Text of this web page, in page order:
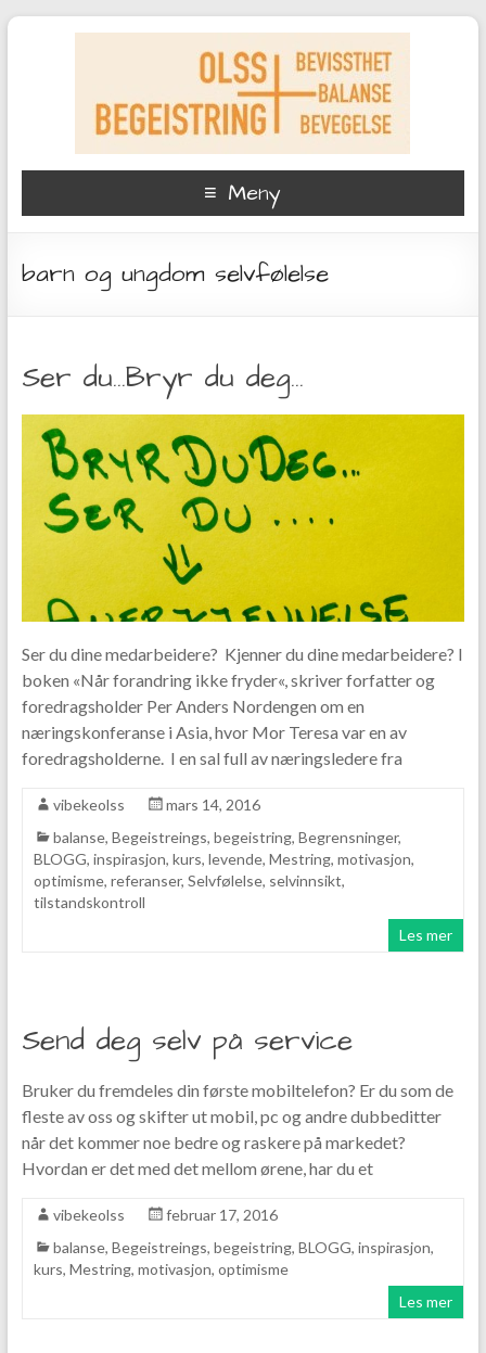
Meny
barn og ungdom selvfølelse
Ser du…Bryr du deg…
Ser du dine medarbeidere? Kjenner du dine medarbeidere? I
boken «Når forandring ikke fryder«, skriver forfatter og
foredragsholder Per Anders Nordengen om en
næringskonferanse i Asia, hvor Mor Teresa var en av
foredragsholderne. I en sal full av næringsledere fra
vibekeolss
mars 14, 2016
balanse, Begeistreings, begeistring, Begrensninger,
BLOGG, inspirasjon, kurs, levende, Mestring, motivasjon,
optimisme, referanser, Selvfølelse, selvinnsikt,
tilstandskontroll
Les mer
Send deg selv på service
Bruker du fremdeles din første mobiltelefon? Er du som de
fleste av oss og skifter ut mobil, pc og andre dubbeditter
når det kommer noe bedre og raskere på markedet?
Hvordan er det med det mellom ørene, har du et
vibekeolss
februar 17, 2016
balanse, Begeistreings, begeistring, BLOGG, inspirasjon,
kurs, Mestring, motivasjon, optimisme
Les mer